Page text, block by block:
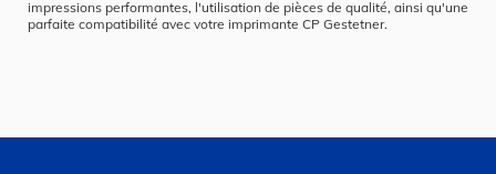
impressions performantes, l'utilisation de pièces de qualité, ainsi qu'une
parfaite compatibilité avec votre imprimante CP Gestetner.